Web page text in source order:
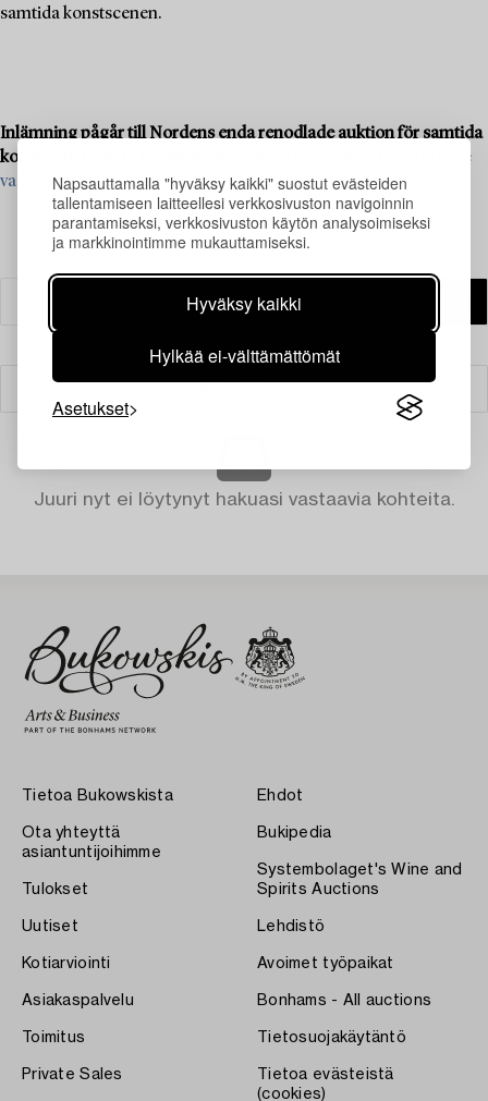
Napsauttamalla "hyväksy kaikki" suostut evästeiden
tallentamiseen laitteellesi verkkosivuston navigoinnin
parantamiseksi, verkkosivuston käytön analysoimiseksi
ja markkinointimme mukauttamiseksi.
Hyväksy kaikki
Hylkää ei-välttämättömät
Asetukset
samtida konstscenen.
Inlämning pågår till Nordens enda renodlade auktion för samtida
konst och design -
Se
vad vi söker och kontakta oss för värdering ›
Juuri nyt ei löytynyt hakuasi vastaavia kohteita.
Tietoa Bukowskista
Ota yhteyttä
asiantuntijoihimme
Tulokset
Uutiset
Kotiarviointi
Asiakaspalvelu
Toimitus
Private Sales
Ehdot
Bukipedia
Systembolaget's Wine and
Spirits Auctions
Lehdistö
Avoimet työpaikat
Bonhams - All auctions
Tietosuojakäytäntö
Tietoa evästeistä
(cookies)